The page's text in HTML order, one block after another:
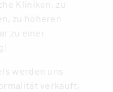
Kliniken, zu
zu höheren
zu einer
werden uns
verkauft,